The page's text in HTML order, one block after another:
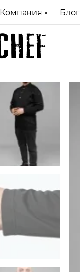
Компания Блог